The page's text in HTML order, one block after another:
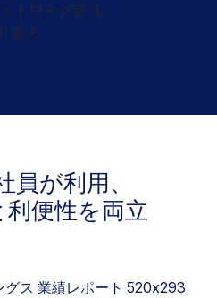
員が利用、
便性を両立